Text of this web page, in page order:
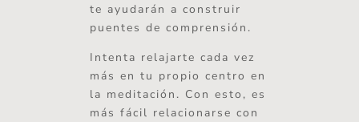
te ayudarán a construir
puentes de comprensión.
Intenta relajarte cada vez
más en tu propio centro en
la meditación. Con esto, es
más fácil relacionarse con